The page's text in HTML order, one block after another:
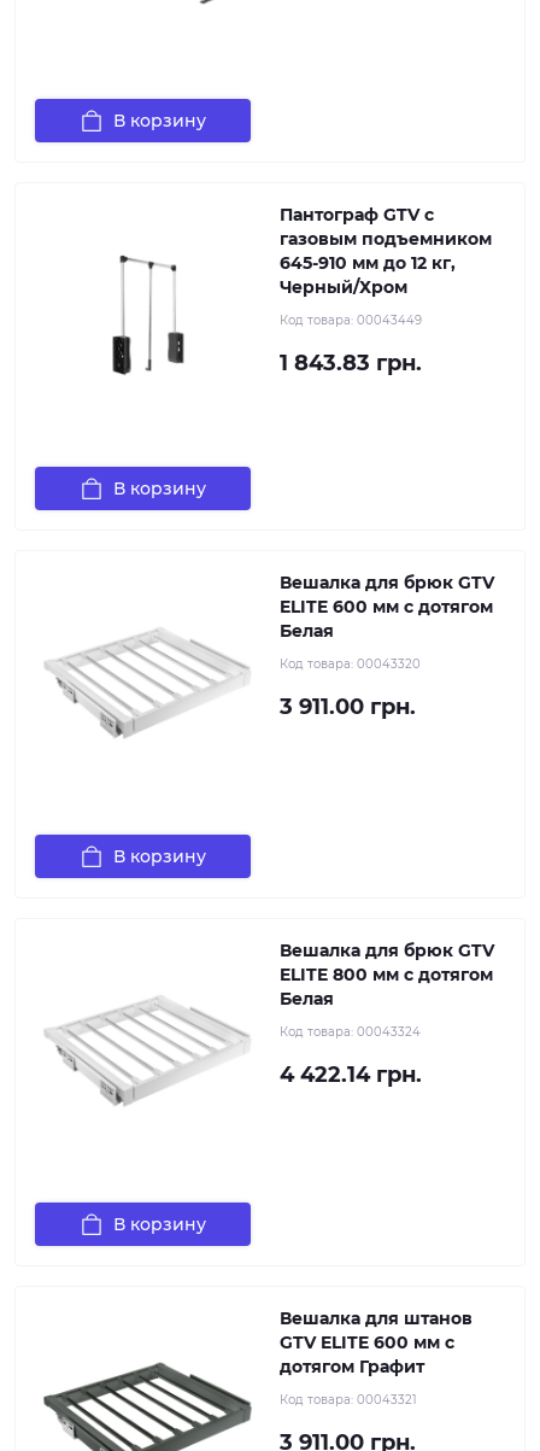
В корзину
Пантограф GTV с
газовым подъемником
645-910 мм до 12 кг,
Черный/Хром
Код товара: 00043449
1 843.83 грн.
В корзину
Вешалка для брюк GTV
ELITE 600 мм с дотягом
Белая
Код товара: 00043320
3 911.00 грн.
В корзину
Вешалка для брюк GTV
ELITE 800 мм с дотягом
Белая
Код товара: 00043324
4 422.14 грн.
В корзину
Вешалка для штанов
GTV ELITE 600 мм с
дотягом Графит
Код товара: 00043321
3 911.00 грн.